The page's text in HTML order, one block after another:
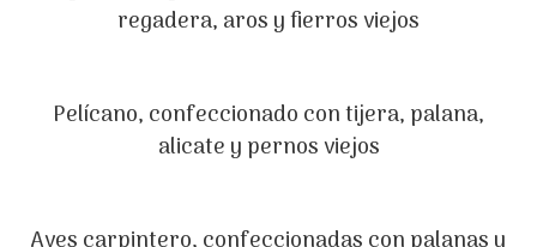
regadera, aros y fierros viejos
Pelícano, confeccionado con tijera, palana,
alicate y pernos viejos